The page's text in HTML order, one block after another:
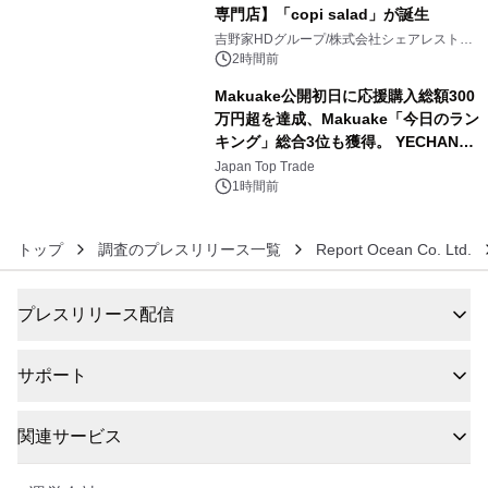
専門店】「copi salad」が誕生
吉野家HDグループ/株式会社シェアレストラ
ン 2時間前
Makuake公開初日に応援購入総額300
万円超を達成、Makuake「今日のラン
キング」総合3位も獲得。 YECHAN音
浴シンギングボウル第2弾の大型サイ
ズ（XL・2XL・3XL）を先行販売中
Japan Top Trade
1時間前
トップ 調査のプレスリリース一覧 Report Ocean Co. Ltd.
プレスリリース配信
サポート
関連サービス